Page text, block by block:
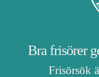
Bra frisörer
Frisörsök